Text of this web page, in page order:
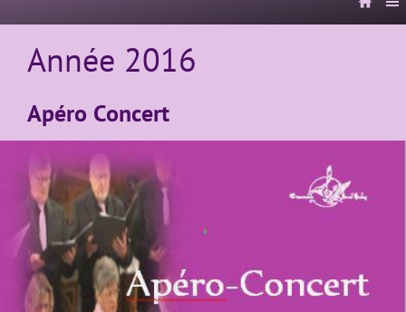
Année 2016
Apéro Concert